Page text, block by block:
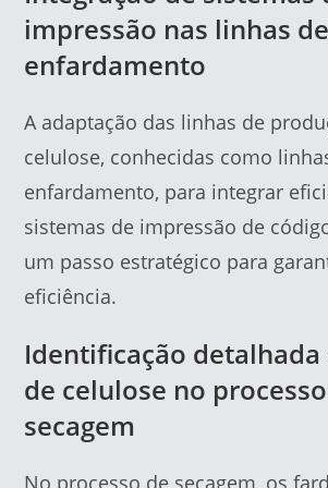
impressão nas linhas de
enfardamento
A adaptação das linhas de
celulose, conhecidas como
enfardamento, para integrar
sistemas de impressão de
um passo estratégico para
eficiência.
Identificação
de celulose no
secagem